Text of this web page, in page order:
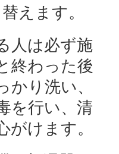
えます。
人は必ず施
終わった後
かり洗い、
を行い、清
がけます。